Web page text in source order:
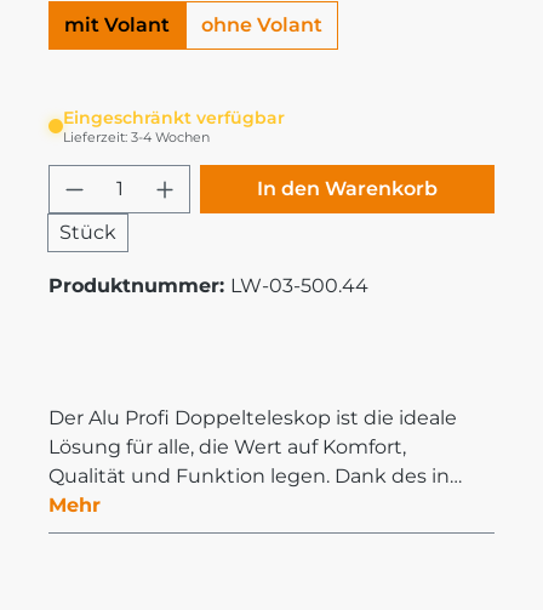
mit Volant ohne Volant
Eingeschränkt verfügbar
Lieferzeit: 3-4 Wochen
Produkt Anzahl: Gib den
Stück
In den Warenkorb
Produktnummer: LW-03-500.44
Der Alu Profi Doppelteleskop ist die ideale
Lösung für alle, die Wert auf Komfort,
Qualität und Funktion legen. Dank des in…
Mehr